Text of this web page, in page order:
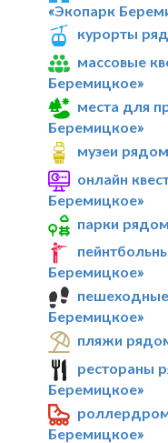
«Экопарк
курорты
массовые
Беремицкое»
места для
Беремицкое»
музеи
онлайн
Беремицкое»
парки
Беремицкое»
Беремицкое»
пляжи
рестораны
Беремицкое»
Беремицкое»